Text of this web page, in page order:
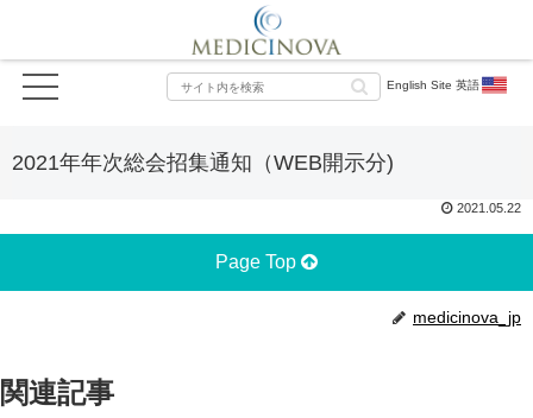
English Site 英語
2021年年次総会招集通知（WEB開示分)
2021.05.22
Page Top
medicinova_jp
関連記事